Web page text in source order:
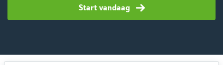
Start vandaag